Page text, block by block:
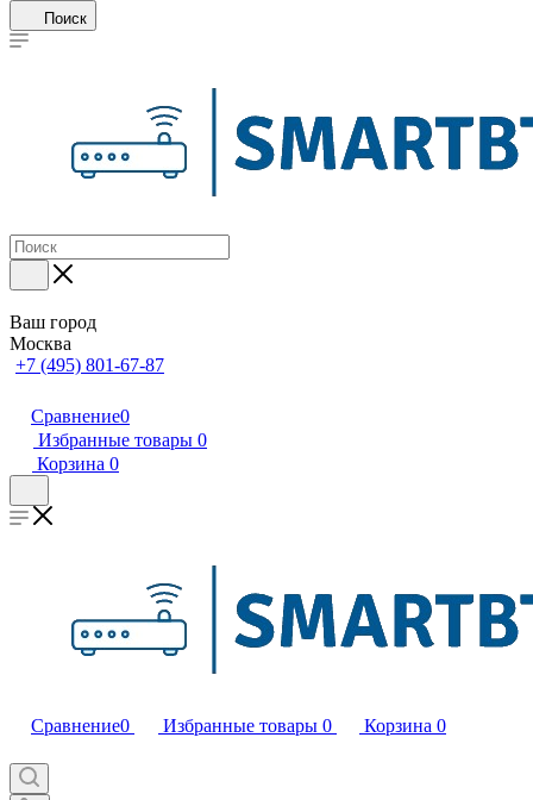
Поиск
Ваш город
Москва
+7 (495) 801-67-87
Сравнение0
Избранные товары 0
Корзина 0
Сравнение0 Избранные товары 0 Корзина 0